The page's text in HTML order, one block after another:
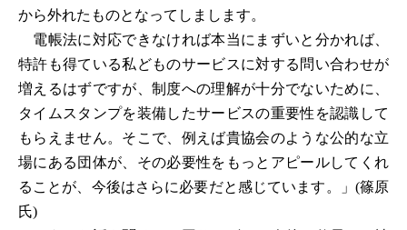
から外れたものとなってしまします。
電帳法に対応できなければ本当にまずいと分かれば、
特許も得ている私どものサービスに対する問い合わせが
増えるはずですが、制度への理解が十分でないために、
タイムスタンプを装備したサービスの重要性を認識して
もらえません。そこで、例えば貴協会のような公的な立
場にある団体が、その必要性をもっとアピールしてくれ
ることが、今後はさらに必要だと感じています。」(篠原
氏)